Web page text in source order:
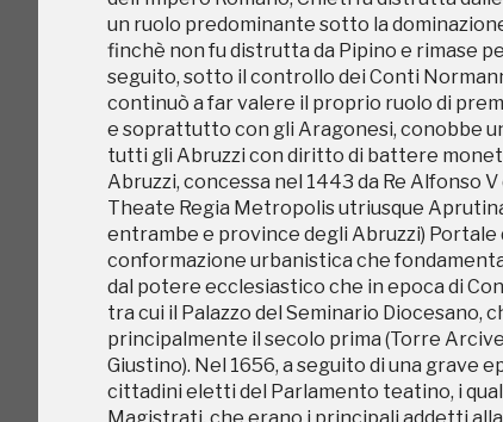
un ruolo predominante sotto la
finchè non fu distrutta da Pipino e rimase
seguito, sotto il controllo dei Conti
continuò a far valere il proprio ruolo di
e soprattutto con gli Aragonesi, conobbe
tutti gli Abruzzi con diritto di battere
Abruzzi, concessa nel 1443 da Re Alfonso
Theate Regia Metropolis utriusque
entrambe e province degli Abruzzi) Portale
conformazione urbanistica che
dal potere ecclesiastico che in epoca di
tra cui il Palazzo del Seminario
principalmente il secolo prima (Torre
Giustino). Nel 1656, a seguito di una grave
cittadini eletti del Parlamento teatino, i
Theate Regia Metropolis utriusque
entrambe e province degli Abruzzi) Portale
conformazione urbanistica che
dal potere ecclesiastico che in epoca di
tra cui il Palazzo del Seminario
principalmente il secolo prima (Torre
Giustino). Nel 1656, a seguito di una grave
cittadini eletti del Parlamento teatino, i
Magistrati, che erano i principali addetti
secolo tornò a svilupparsi un certo
ed accademie (in questo periodo lo storico
conseguente incremento dello sviluppo